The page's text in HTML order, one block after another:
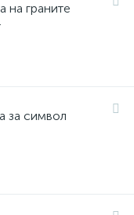
на граните
за символ